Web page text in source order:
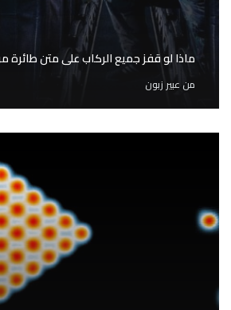
ماذا لو قفز جميع الركاب على متن طائرة
من عبير زبون